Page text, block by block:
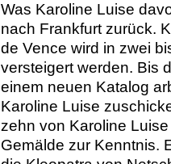
Was Karoline Luise
nach Frankfurt zurück.
de Vence wird in zwei
versteigert werden. Bis
einem neuen Katalog
Karoline Luise
zehn von Karoline
Gemälde zur Kenntnis.